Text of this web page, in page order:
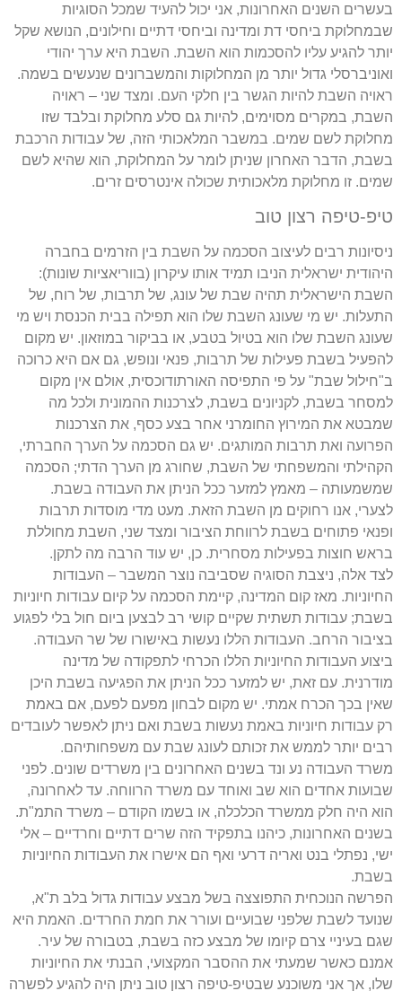
בעשרים השנים האחרונות, אני יכול להעיד שמכל הסוגיות
שבמחלוקת ביחסי דת ומדינה וביחסי דתיים וחילונים, הנושא שקל
יותר להגיע עליו להסכמות הוא השבת. השבת היא ערך יהודי
ואוניברסלי גדול יותר מן המחלוקות והמשברונים שנעשים בשמה.
ראויה השבת להיות הגשר בין חלקי העם. ומצד שני – ראויה
השבת, במקרים מסוימים, להיות גם סלע מחלוקת ובלבד שזו
מחלוקת לשם שמים. במשבר המלאכותי הזה, של עבודות הרכבת
בשבת, הדבר האחרון שניתן לומר על המחלוקת, הוא שהיא לשם
שמים. זו מחלוקת מלאכותית שכולה אינטרסים זרים.
טיפ-טיפה רצון טוב
ניסיונות רבים לעיצוב הסכמה על השבת בין הזרמים בחברה
היהודית ישראלית הניבו תמיד אותו עיקרון (בווריאציות שונות):
השבת הישראלית תהיה שבת של עונג, של תרבות, של רוח, של
התעלות. יש מי שעונג השבת שלו הוא תפילה בבית הכנסת ויש מי
שעונג השבת שלו הוא בטיול בטבע, או בביקור במוזאון. יש מקום
להפעיל בשבת פעילות של תרבות, פנאי ונופש, גם אם היא כרוכה
ב"חילול שבת" על פי התפיסה האורתודוכסית, אולם אין מקום
למסחר בשבת, לקניונים בשבת, לצרכנות ההמונית ולכל מה
שמבטא את המירוץ החומרני אחר בצע כסף, את הצרכנות
הפרועה ואת תרבות המותגים. יש גם הסכמה על הערך החברתי,
הקהילתי והמשפחתי של השבת, שחורג מן הערך הדתי; הסכמה
שמשמעותה – מאמץ למזער ככל הניתן את העבודה בשבת.
לצערי, אנו רחוקים מן השבת הזאת. מעט מדי מוסדות תרבות
ופנאי פתוחים בשבת לרווחת הציבור ומצד שני, השבת מחוללת
בראש חוצות בפעילות מסחרית. כן, יש עוד הרבה מה לתקן.
לצד אלה, ניצבת הסוגיה שסביבה נוצר המשבר – העבודות
החיוניות. מאז קום המדינה, קיימת הסכמה על קיום עבודות חיוניות
בשבת; עבודות תשתית שקיים קושי רב לבצען ביום חול בלי לפגוע
בציבור הרחב. העבודות הללו נעשות באישורו של שר העבודה.
ביצוע העבודות החיוניות הללו הכרחי לתפקודה של מדינה
מודרנית. עם זאת, יש למזער ככל הניתן את הפגיעה בשבת היכן
שאין בכך הכרח אמתי. יש מקום לבחון מפעם לפעם, אם באמת
רק עבודות חיוניות באמת נעשות בשבת ואם ניתן לאפשר לעובדים
רבים יותר לממש את זכותם לעונג שבת עם משפחותיהם.
משרד העבודה נע ונד בשנים האחרונים בין משרדים שונים. לפני
שבועות אחדים הוא שב ואוחד עם משרד הרווחה. עד לאחרונה,
הוא היה חלק ממשרד הכלכלה, או בשמו הקודם – משרד התמ"ת.
בשנים האחרונות, כיהנו בתפקיד הזה שרים דתיים וחרדיים – אלי
ישי, נפתלי בנט ואריה דרעי ואף הם אישרו את העבודות החיוניות
בשבת.
הפרשה הנוכחית התפוצצה בשל מבצע עבודות גדול בלב ת"א,
שנועד לשבת שלפני שבועיים ועורר את חמת החרדים. האמת היא
שגם בעיניי צרם קיומו של מבצע כזה בשבת, בטבורה של עיר.
אמנם כאשר שמעתי את ההסבר המקצועי, הבנתי את החיוניות
שלו, אך אני משוכנע שבטיפ-טיפה רצון טוב ניתן היה להגיע לפשרה